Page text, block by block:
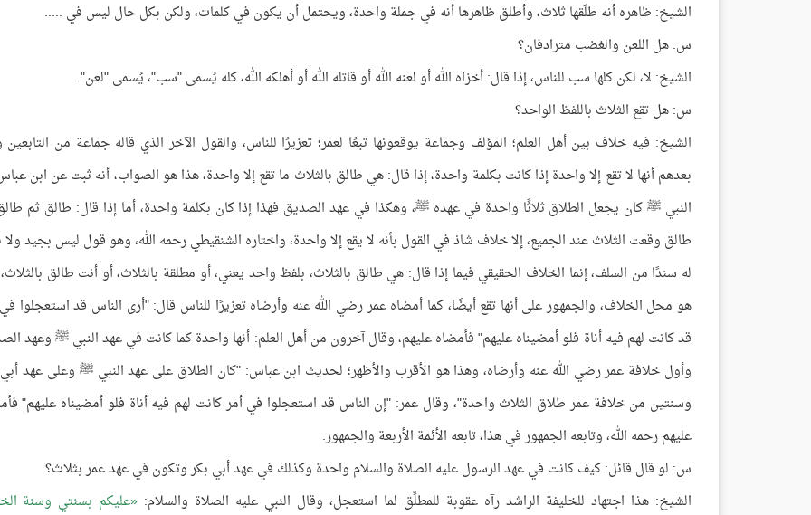
الشيخ: ظاهره أنه طلّقها ثلاث، وأطلق ظاهرها أنه في جملة واحدة، ويحتمل أن يكون في كلمات، ولكن بكل حال ليس في .....
س: هل اللعن والغضب مترادفان؟
الشيخ: لا، لكن كلها سب للناس، إذا قال: أخزاه الله أو لعنه الله أو قاتله الله أو أهلكه الله، كله يُسمى "سب"، يُسمى "لعن".
س: هل تقع الثلاث باللفظ الواحد؟
الشيخ: فيه خلاف بين أهل العلم؛ المؤلف وجماعة يوقعونها تبعًا لعمر؛ تعزيرًا للناس، والقول الآخر الذي قاله جماعة من
بعدهم أنها لا تقع إلا واحدة إذا كانت بكلمة واحدة، إذا قال: هي طالق بالثلاث ما تقع إلا واحدة، هذا هو الصواب، أنه ثبت عن ابن
النبي ﷺ كان يجعل الطلاق ثلاثًا واحدة في عهده ﷺ، وهكذا في عهد الصديق فهذا إذا كان بكلمة واحدة، أما إذا قال: طالق ثم
طالق وقعت الثلاث عند الجميع، إلا خلاف شاذ في القول بأنه لا يقع إلا واحدة، واختاره الشنقيطي رحمه الله، وهو قول ليس بجيد ولا
له سندًا من السلف، إنما الخلاف الحقيقي فيما إذا قال: هي طالق بالثلاث، بلفظ واحد يعني، أو مطلقة بالثلاث، أو أنت طالق
هو محل الخلاف، والجمهور على أنها تقع أيضًا، كما أمضاه عمر رضي الله عنه وأرضاه تعزيرًا للناس قال: "أرى الناس قد استعجلوا
قد كانت لهم فيه أناة فلو أمضيناه عليهم" فأمضاه عليهم، وقال آخرون من أهل العلم: أنها واحدة كما كانت في عهد النبي ﷺ وعهد
وأول خلافة عمر رضي الله عنه وأرضاه، وهذا هو الأقرب والأظهر؛ لحديث ابن عباس: "كان الطلاق على عهد النبي ﷺ وعلى عهد
وسنتين من خلافة عمر طلاق الثلاث واحدة"، وقال عمر: "إن الناس قد استعجلوا في أمر كانت لهم فيه أناة فلو أمضيناه عليهم"
عليهم رحمه الله، وتابعه الجمهور في هذا، تابعه الأئمة الأربعة والجمهور.
س: لو قال قائل: كيف كانت في عهد الرسول عليه الصلاة والسلام واحدة وكذلك في عهد أبي بكر وتكون في عهد عمر بثلاث؟
الشيخ: هذا اجتهاد للخليفة الراشد رآه عقوبة للمطلِّق لما استعجل، وقال النبي عليه الصلاة والسلام: عليكم بسنتي وسنة